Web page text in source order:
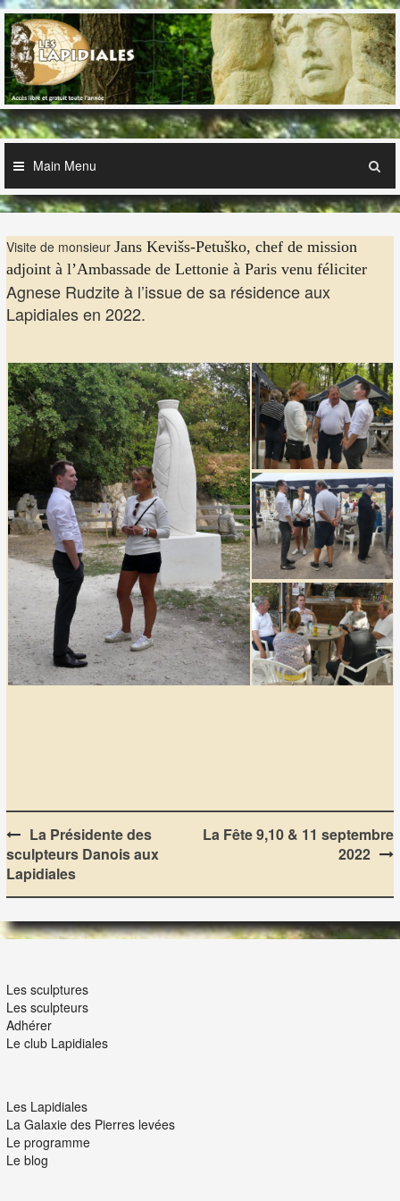
Skip
to
content
Main Menu
Visite de monsieur Jans Kevišs-Petuško, chef de mission
adjoint à l’Ambassade de Lettonie à Paris venu féliciter
Agnese Rudzite à l’issue de sa résidence aux
Lapidiales en 2022.
Post
navigation
La Présidente des
sculpteurs Danois aux
Lapidiales
La Fête 9,10 & 11 septembre
2022
Les sculptures
Les sculpteurs
Adhérer
Le club Lapidiales
Les Lapidiales
La Galaxie des Pierres levées
Le programme
Le blog